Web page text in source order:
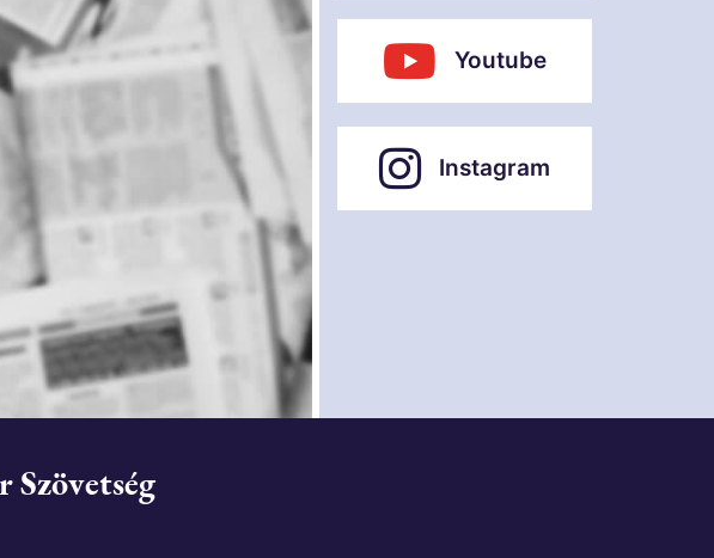
Youtube
Instagram
Szövetség